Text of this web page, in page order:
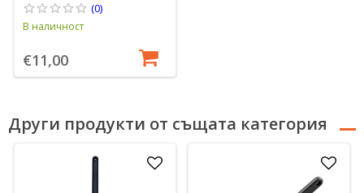
(0)
В наличност
€11,00
Други продукти от същата категория